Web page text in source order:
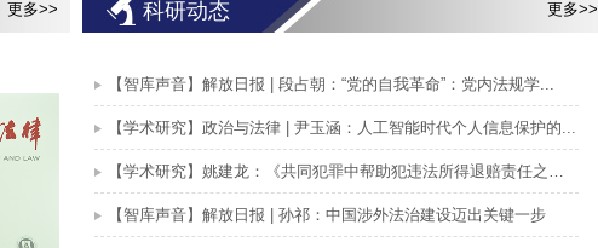
更多>> 科研动态 更多>>
【智库声音】解放日报 | 段占朝：“党的自我革命”：党内法规学...
【学术研究】政治与法律 | 尹玉涵：人工智能时代个人信息保护的...
【学术研究】姚建龙：《共同犯罪中帮助犯违法所得退赔责任之重塑...
【智库声音】解放日报 | 孙祁：中国涉外法治建设迈出关键一步